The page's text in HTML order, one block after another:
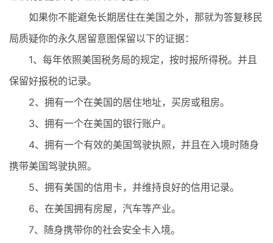
如果你不能避免长期居住在美国之外，那就为答复移民
局质疑你的永久居留意图保留以下的证据：
1、每年依照美国税务局的规定，按时报所得税。并且
保留好报税的记录。
2、拥有一个在美国的居住地址，买房或租房。
3、拥有一个在美国的银行账户。
4、拥有一个有效的美国驾驶执照，并且在入境时随身
携带美国驾驶执照。
5、拥有美国的信用卡，并维持良好的信用记录。
6、在美国拥有房屋，汽车等产业。
7、随身携带你的社会安全卡入境。